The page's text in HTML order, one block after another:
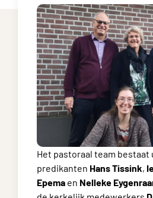
Het pastoraal team bestaat
predikanten Hans Tissink,
Epema en Nelleke